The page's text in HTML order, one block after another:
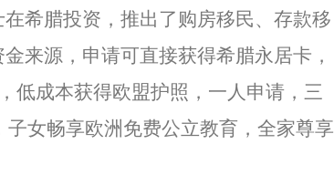
希腊投资，推出了购房移民、存款移
来源，申请可直接获得希腊永居卡，
低成本获得欧盟护照，一人申请，三
女畅享欧洲免费公立教育，全家尊享